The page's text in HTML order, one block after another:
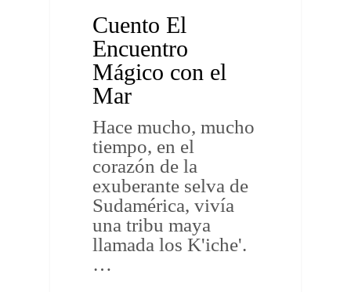
Cuento El
Encuentro
Mágico con el
Mar
Hace mucho, mucho
tiempo, en el
corazón de la
exuberante selva de
Sudamérica, vivía
una tribu maya
llamada los K'iche'.
…